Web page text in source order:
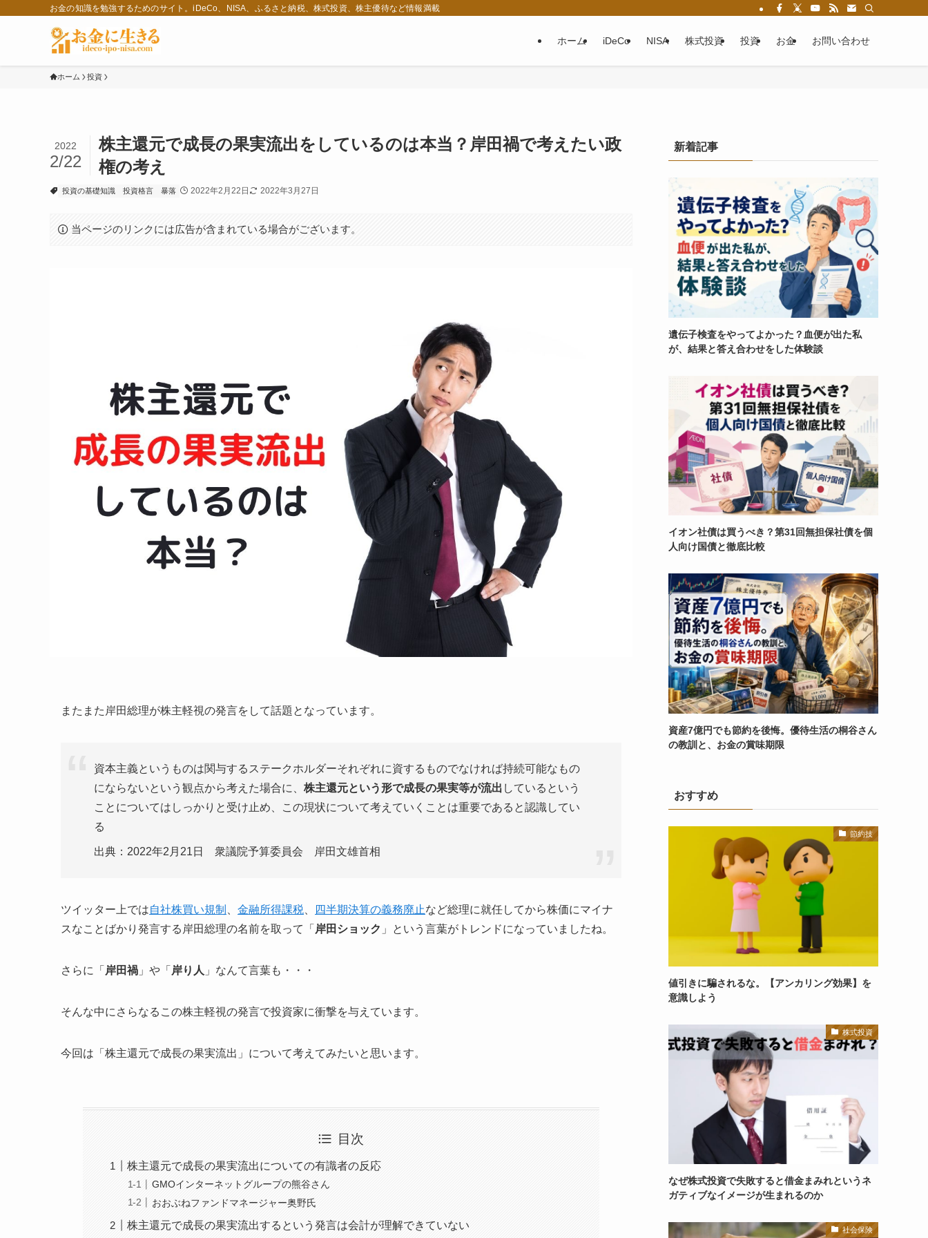
お金の知識を勉強するためのサイト。iDeCo、NISA、ふるさと納税、株式投資、株主優待など情報満載
ホーム iDeCo NISA 株式投資 投資 お金 お問い合わせ
ホーム 投資
株主還元で成長の果実流出をしているのは本当？岸田禍で考えたい政
権の考え
2022
2/22
投資の基礎知識 投資格言 暴落 2022年2月22日 2022年3月27日
当ページのリンクには広告が含まれている場合がございます。
またまた岸田総理が株主軽視の発言をして話題となっています。
資本主義というものは関与するステークホルダーそれぞれに資するものでなければ持続可能なもの
にならないという観点から考えた場合に、 株主還元という形で成長の果実等が流出 しているという
ことについてはしっかりと受け止め、この現状について考えていくことは重要であると認識してい
る
出典：2022年2月21日 衆議院予算委員会 岸田文雄首相
ツイッター上では自社株買い規制 金融所得課税 四半期決算の義務廃止など総理に就任してから株価にマイナ
スなことばかり発言する岸田総理の名前を取って「 岸田ショック 」という言葉がトレンドになっていましたね。
さらに「 岸田禍 」や「 岸り人 」なんて言葉も・・・
そんな中にさらなるこの株主軽視の発言で投資家に衝撃を与えています。
今回は「株主還元で成長の果実流出」について考えてみたいと思います。
目次
株主還元で成長の果実流出についての有識者の反応
GMOインターネットグループの熊谷さん
おおぶねファンドマネージャー奥野氏
株主還元で成長の果実流出するという発言は会計が理解できていない
新着記事
遺伝子検査をやってよかった？血便が出た私
が、結果と答え合わせをした体験談
イオン社債は買うべき？第31回無担保社債を個
人向け国債と徹底比較
資産7億円でも節約を後悔。優待生活の桐谷さん
の教訓と、お金の賞味期限
おすすめ
節約技
値引きに騙されるな。【アンカリング効果】を
意識しよう
株式投資
なぜ株式投資で失敗すると借金まみれというネ
ガティブなイメージが生まれるのか
社会保険